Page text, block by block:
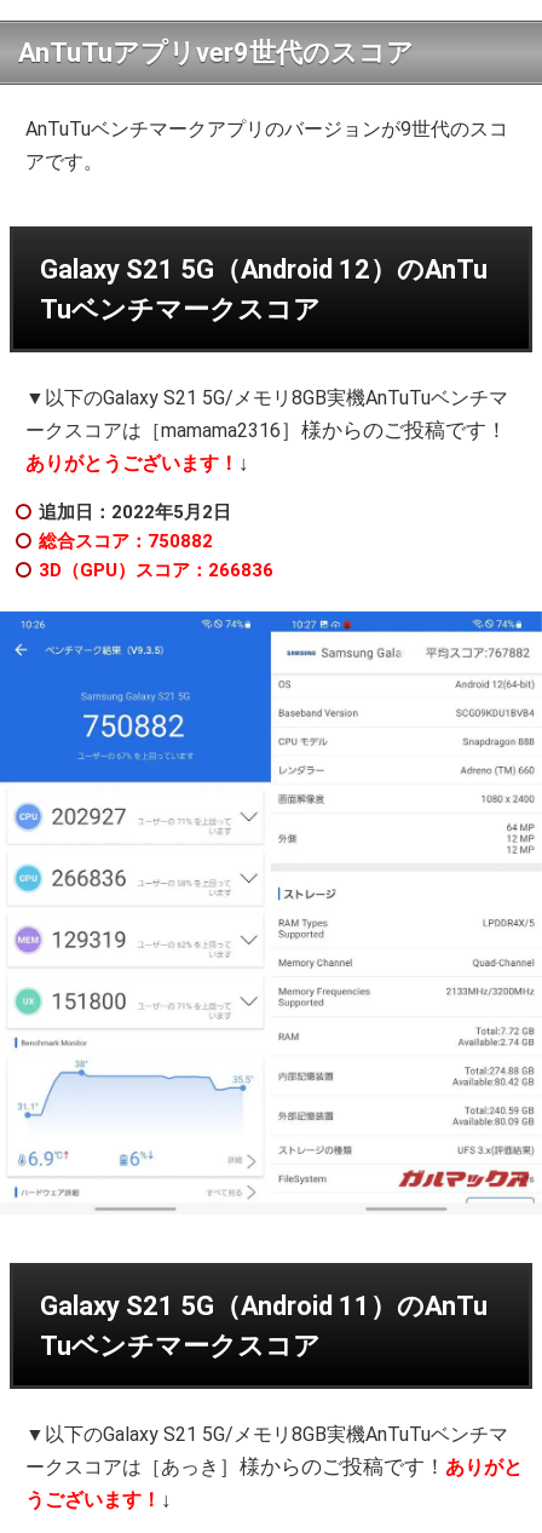
AnTuTuアプリver9世代のスコア
AnTuTuベンチマークアプリのバージョンが9世代のスコ
アです。
Galaxy S21 5G（Android 12）のAnTu
Tuベンチマークスコア
▼以下のGalaxy S21 5G/メモリ8GB実機AnTuTuベンチマ
ークスコアは［mamama2316］様からのご投稿です！
ありがとうございます！ ↓
追加日：2022年5月2日
総合スコア：750882
3D（GPU）スコア：266836
Galaxy S21 5G（Android 11）のAnTu
Tuベンチマークスコア
▼以下のGalaxy S21 5G/メモリ8GB実機AnTuTuベンチマ
ークスコアは［あっき ］様からのご投稿です！ ありがと
うございます！ ↓